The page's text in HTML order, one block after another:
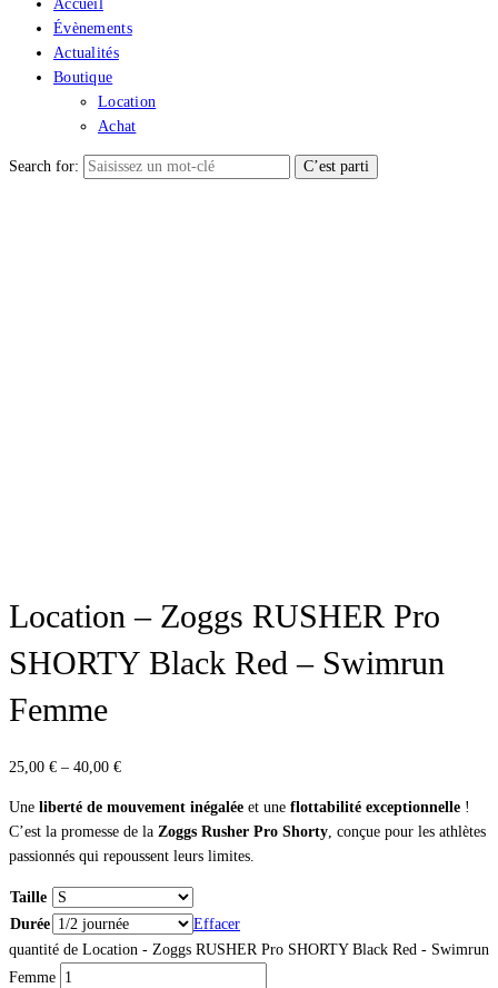
Accueil
Évènements
Actualités
Boutique
Location
Achat
Search for:
Location – Zoggs RUSHER Pro
SHORTY Black Red – Swimrun
Femme
25,00 € – 40,00 €
Une liberté de mouvement inégalée et une flottabilité exceptionnelle !
C’est la promesse de la Zoggs Rusher Pro Shorty, conçue pour les athlètes
passionnés qui repoussent leurs limites.
Taille
Durée
Effacer
quantité de Location - Zoggs RUSHER Pro SHORTY Black Red - Swimrun
Femme